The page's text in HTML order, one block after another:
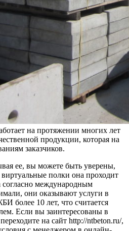
на протяжении многих лет
продукции, которая на
заказчиков.
ее, вы можете быть уверены,
полки она проходит
согласно международным
они оказывают услуги в
более 10 лет, что считается
Если вы заинтересованы в
на сайт http://ntbeton.ru/,